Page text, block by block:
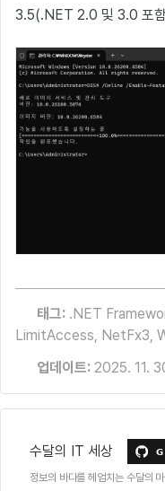
3.5(.NET 2.0 및 3.0 포
태그: .NET
LimitAccess, NetFx3,
업데이트: 2025. 11.
수달의 IT 세상
정보의 바다를 헤엄치는 수달의